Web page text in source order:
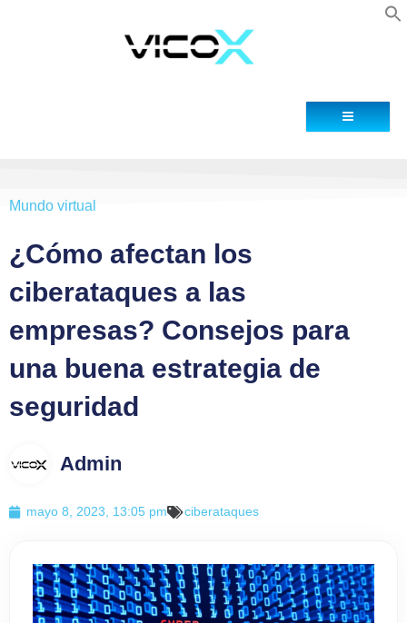
Mundo virtual
¿Cómo afectan los
ciberataques a las
empresas? Consejos para
una buena estrategia de
seguridad
Admin
mayo 8, 2023, 13:05 pm ciberataques